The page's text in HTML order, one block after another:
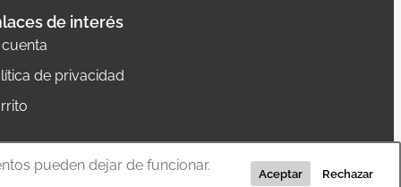
de interés
cuenta
de privacidad
– Programación:La Quadra
pueden dejar de funcionar.
Aceptar Rechazar